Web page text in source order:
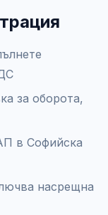
за оборота,
в Софийска
насрещна